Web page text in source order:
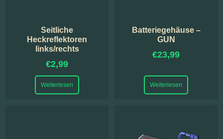
Seitliche
Heckreflektoren
links/rechts
€2,99
Weiterlesen
Batteriegehäuse –
GUN
€23,99
Weiterlesen